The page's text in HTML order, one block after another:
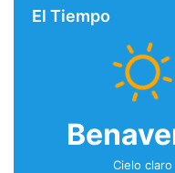
El Tiempo
Cielo claro